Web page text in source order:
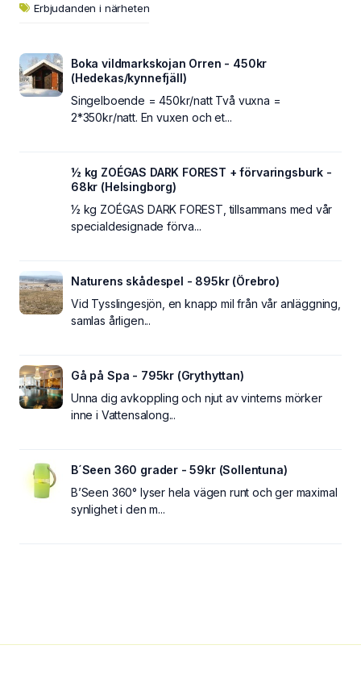
Erbjudanden i närheten
Boka vildmarkskojan Orren - 450kr
(Hedekas/kynnefjäll)
Singelboende = 450kr/natt Två vuxna =
2*350kr/natt. En vuxen och et...
½ kg ZOÉGAS DARK FOREST + förvaringsburk -
68kr (Helsingborg)
½ kg ZOÉGAS DARK FOREST, tillsammans med vår
specialdesignade förva...
Naturens skådespel - 895kr (Örebro)
Vid Tysslingesjön, en knapp mil från vår anläggning,
samlas årligen...
Gå på Spa - 795kr (Grythyttan)
Unna dig avkoppling och njut av vinterns mörker
inne i Vattensalong...
B´Seen 360 grader - 59kr (Sollentuna)
B’Seen 360° lyser hela vägen runt och ger maximal
synlighet i den m...